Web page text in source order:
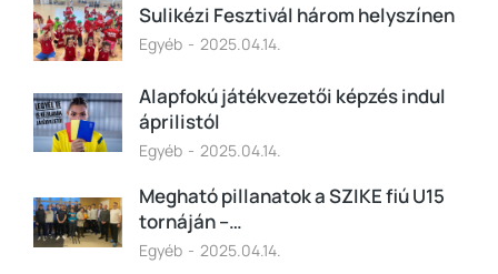
Sulikézi Fesztivál három helyszínen
Egyéb 2025.04.14.
Alapfokú játékvezetői képzés indul
áprilistól
Egyéb 2025.04.14.
Megható pillanatok a SZIKE fiú U15
tornáján –…
Egyéb 2025.04.14.